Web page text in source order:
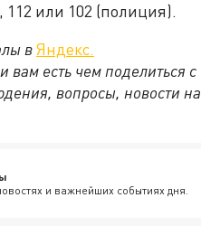
или 102 (полиция).
вЯндекс.
вам есть чем поделиться с
вопросы, новости на
и важнейших событиях дня.